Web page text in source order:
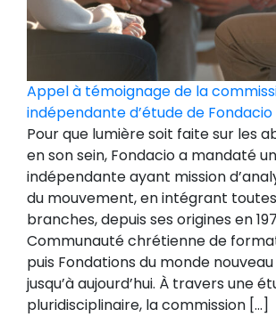
Appel à témoignage de la
indépendante d’étude de Fondacio
Pour que lumière soit faite sur les
en son sein, Fondacio a mandaté
indépendante ayant mission
du mouvement, en intégrant
branches, depuis ses origines en
Communauté chrétienne de
puis Fondations du monde nouveau
jusqu’à aujourd’hui. À travers une
pluridisciplinaire, la commission […]